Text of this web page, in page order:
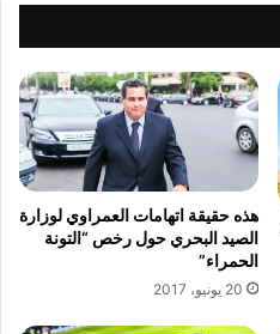
هذه حقيقة اتهامات العمراوي لوزارة
الصيد البحري حول رخص “التونة
الحمراء”
20 يونيو، 2017